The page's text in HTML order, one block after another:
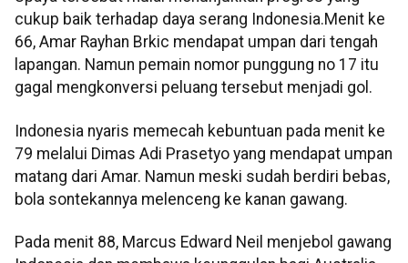
cukup baik terhadap daya serang Indonesia.Menit ke
66, Amar Rayhan Brkic mendapat umpan dari tengah
lapangan. Namun pemain nomor punggung no 17 itu
gagal mengkonversi peluang tersebut menjadi gol.
Indonesia nyaris memecah kebuntuan pada menit ke
79 melalui Dimas Adi Prasetyo yang mendapat umpan
matang dari Amar. Namun meski sudah berdiri bebas,
bola sontekannya melenceng ke kanan gawang.
Pada menit 88, Marcus Edward Neil menjebol gawang